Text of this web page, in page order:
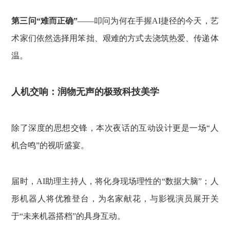
第三问“难而正确”——叩问为何在手握AI捷径的今天，艺
术家们依然选择用笨拙、艰难的方式去浇筑热爱、传递体
温。
人机交响：润物无声的极致科技美学
除了深度的思想交锋，本次夜话的互动设计更是一场“人
机合鸣”的视听盛宴。
届时，AI助理主持人，将化身现场理性的“数据大脑”；人
形机器人将优雅登台，为名家献花，与影视演员展开关
于“未来机器搭档”的具身互动。